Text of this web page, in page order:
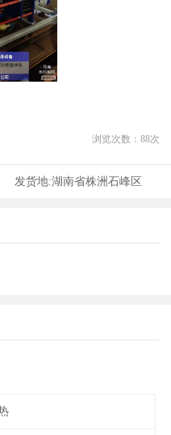
浏览次数： 88次
发货地:湖南省株洲石峰区